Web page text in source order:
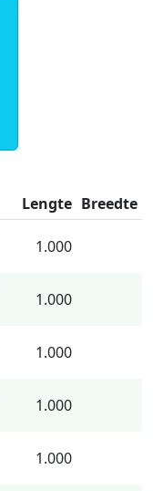
Lengte Breedte
1.000
1.000
1.000
1.000
1.000